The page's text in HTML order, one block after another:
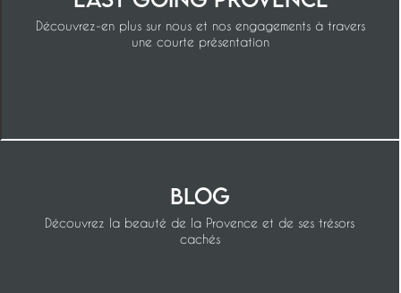
Découvrez-en plus sur nous et nos engagements à travers
une courte présentation
Blog
Découvrez la beauté de la Provence et de ses trésors
cachés